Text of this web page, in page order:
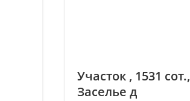
Участок , 1531 сот.,
Заселье д